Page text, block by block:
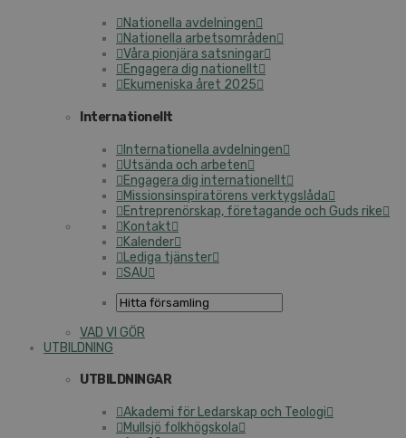
Nationella avdelningen
Nationella arbetsområden
Våra pionjära satsningar
Engagera dig nationellt
Ekumeniska året 2025
Internationellt
Internationella avdelningen
Utsända och arbeten
Engagera dig internationellt
Missionsinspiratörens verktygslåda
Entreprenörskap, företagande och Guds rike
Kontakt
Kalender
Lediga tjänster
SAU
VAD VI GÖR
UTBILDNING
UTBILDNINGAR
Akademi för Ledarskap och Teologi
Mullsjö folkhögskola